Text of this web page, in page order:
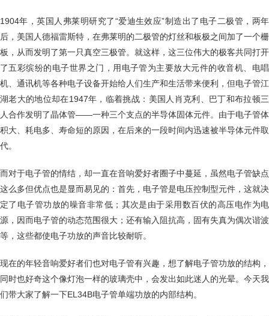
1904年，英国人弗莱明研究了“爱迪生效应”制造出了电子二极管，两年
后，美国人德福雷斯特，在弗莱明的二极管的灯丝和板极之间加了一个栅
板，从而发明了第一只真空三极管。就这样，这三位伟大的极客共同打开
了五彩缤纷的电子世界之门，用电子管为主要放大元件的收音机、电唱
机、通讯机等各种电子设备开始给人们生产和生活带来便利，但电子管江
湖老大的地位却在1947年，临着挑战：美国人肖克利、巴丁和布拉顿三
人合作发明了晶体管——一种三个支点的半导体固体元件。由于电子管体
积大、耗电多、寿命短的原因，在后来的一段时间内迅速被半导体元件取
代。
而对于电子管的情结，却一直在音响爱好者圈子中蔓延，虽然电子管缺点
这么多但优点也是显而易见的：首先，电子管是电压控制型元件，这就决
定了电子管功放的噪音非常低；其次是由于采用数百伏的高压电作为电
源，因而电子管的动态范围很大；还有输入阻抗高，固有失真为偶次谐波
等，这些都使电子功放的声音比较耐听。
现在的年轻音响爱好者们也对电子管有兴趣，想了解电子管功放的结构，
同时也好奇这个像灯泡一样的玻璃壳中，会发出如此迷人的光晕。今天我
们带大家了解一下EL34B电子管单端功放的内部结构。